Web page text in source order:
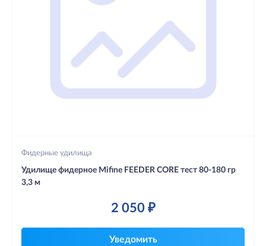
Фидерные удилища
Удилище фидерное Mifine FEEDER CORE тест 80-180 гр
3,3 м
2 050 ₽
Уведомить